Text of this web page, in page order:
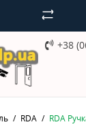
+38
RDA RDA